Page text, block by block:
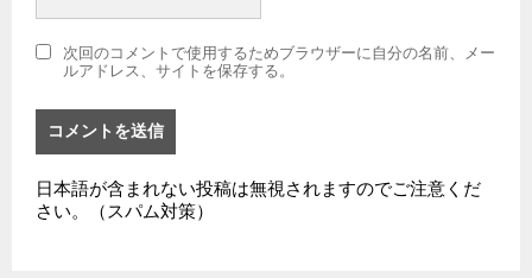
次回のコメントで使用するためブラウザーに自分の名前、メー
ルアドレス、サイトを保存する。
日本語が含まれない投稿は無視されますのでご注意くだ
さい。（スパム対策）